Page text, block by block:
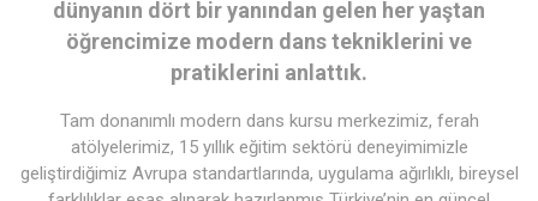
dünyanın dört bir yanından gelen her yaştan
öğrencimize modern dans tekniklerini ve
pratiklerini anlattık.
Tam donanımlı modern dans kursu merkezimiz, ferah
atölyelerimiz, 15 yıllık eğitim sektörü deneyimimizle
geliştirdiğimiz Avrupa standartlarında, uygulama ağırlıklı, bireysel